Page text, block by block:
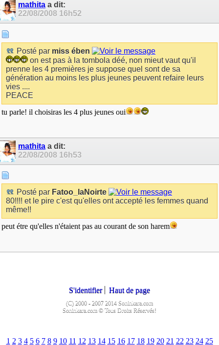
mathita a dit:
22/08/2008 16h52
Posté par miss ében
on est pas à la tombola déé, non mieut vaut qu'il
prenne les 4 premières je suppose quel sont de sa
génération au moins les plus jeunes peuvent refaire leurs
vies ....
PEACE
tu parle! il choisiras les 4 plus jeunes oui
mathita a dit:
22/08/2008 16h53
Posté par Fatoo_laNoirte
80!!!! et le pire c'est qu'elles ont accepté les femmes quand
même!!
peut étre qu'elles n'étaient pas au courant de son harem
S'identifier Haut de page
(C) 2000 - 2007 2014 Soninkara.com
Soninkara.com © Tous Droits Réservés!
1 2 3 4 5 6 7 8 9 10 11 12 13 14 15 16 17 18 19 20 21 22 23 24 25